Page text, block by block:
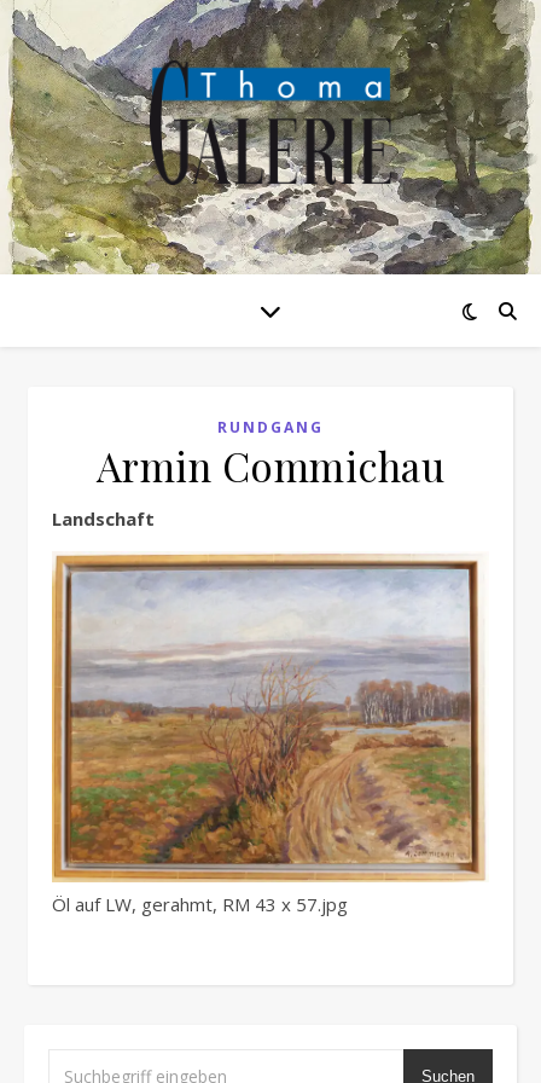
RUNDGANG
Armin Commichau
Landschaft
Öl auf LW, gerahmt, RM 43 x 57.jpg
Suchen